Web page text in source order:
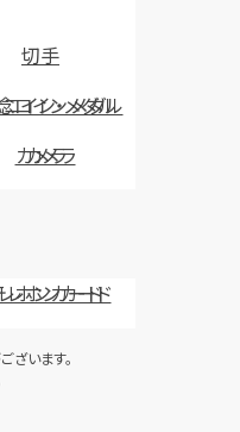
切手
イン・メダル
カメラ
ホンカード
ざいます。